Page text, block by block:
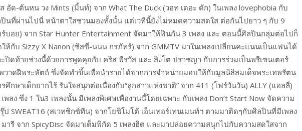
อัด-ต้นหน วง Mints (มิ้นท์) จาก What The Duck (วอท เดอะ ดัก) ในเพลง lovephobia กับ
ปินที่ผ่านไปนี่ หน้าตาใสชวนมองทั้งนั้น แต่เวทีนี้ยังไม่หมดความสดใส ต่อกันไปยาว ๆ กับ 9
บอย) จาก Star Hunter Entertainment จัดมาให้ฟินกัน 3 เพลง และ ตอนนี้ศิลปินกลุ่มต่อไปก็
ห้กับ Sizzy X Nanon (ซิสซี่-นนน กรภัทร์) จาก GMMTV มาในเพลงเปลี่ยนคะแนนเป็นแฟนได้
ปิดท้ายช่วงนี้ด้วยการพูดคุยกับ คริส พีรวัส และ สิงโต ปราชญา กับการร่วมเป็นพรีเซนเตอร์
วาดฝีพระหัตถ์ ซึ่งจัดทำขึ้นเพื่อนำรายได้จากการจำหน่ายมอบให้กับมูลนิธิสมเด็จพระเทพรัตน
ศึกษาเด็กยากไร้ รันใจสนุกต่อเนื่องกับ“ลูกสาวแห่งชาติ” จาก 411 (โฟร์วันวัน) ALLY (แอลลี่)
พลง ซึ่ง 1 ใน3 เพลงนั้น มีเพลงพิเศษเพื่องานนี้โดยเฉพาะ กับเพลง Don’t Start Now จัดความ
SWEAT16 (สเวทซิกซ์ทีน) จากโยชิโมโต้ เอ็นเทอร์เทนเมนท์ฯ ตามมาติดๆกับศิลปินที่มีเพลง
ารี จาก SpicyDisc จัดมาเต็มพิกัด 5 เพลงฮิต และมาปล่อยความสนุกไปกับความสดใสจาก